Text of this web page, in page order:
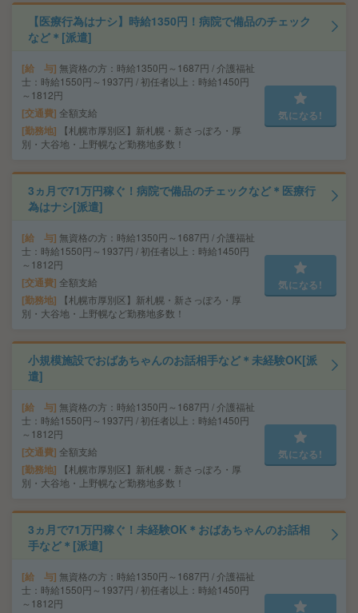
【医療行為はナシ】時給1350円！病院で備品のチェック
など＊[派遣]
給 与 無資格の方：時給1350円～1687円 / 介護福祉
士：時給1550円～1937円 / 初任者以上：時給1450円
～1812円
交通費 全額支給
勤務地
【札幌市厚別区】新札幌・新さっぽろ・厚
別・大谷地・上野幌など勤務地多数！
気になる!
3ヵ月で71万円稼ぐ！病院で備品のチェックなど＊医療行
為はナシ[派遣]
給 与 無資格の方：時給1350円～1687円 / 介護福祉
士：時給1550円～1937円 / 初任者以上：時給1450円
～1812円
交通費 全額支給
勤務地
【札幌市厚別区】新札幌・新さっぽろ・厚
別・大谷地・上野幌など勤務地多数！
気になる!
小規模施設でおばあちゃんのお話相手など＊未経験OK[派
遣]
給 与 無資格の方：時給1350円～1687円 / 介護福祉
士：時給1550円～1937円 / 初任者以上：時給1450円
～1812円
交通費 全額支給
勤務地
【札幌市厚別区】新札幌・新さっぽろ・厚
別・大谷地・上野幌など勤務地多数！
気になる!
3ヵ月で71万円稼ぐ！未経験OK＊おばあちゃんのお話相
手など＊[派遣]
給 与 無資格の方：時給1350円～1687円 / 介護福祉
士：時給1550円～1937円 / 初任者以上：時給1450円
～1812円